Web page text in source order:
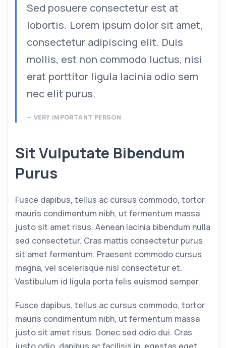
Sed posuere consectetur est at
lobortis. Lorem ipsum dolor sit amet,
consectetur adipiscing elit. Duis
mollis, est non commodo luctus, nisi
erat porttitor ligula lacinia odio sem
nec elit purus.
VERY IMPORTANT PERSON
Sit Vulputate Bibendum
Purus
Fusce dapibus, tellus ac cursus commodo, tortor
mauris condimentum nibh, ut fermentum massa
justo sit amet risus. Aenean lacinia bibendum nulla
sed consectetur. Cras mattis consectetur purus
sit amet fermentum. Praesent commodo cursus
magna, vel scelerisque nisl consectetur et.
Vestibulum id ligula porta felis euismod semper.
Fusce dapibus, tellus ac cursus commodo, tortor
mauris condimentum nibh, ut fermentum massa
justo sit amet risus. Donec sed odio dui. Cras